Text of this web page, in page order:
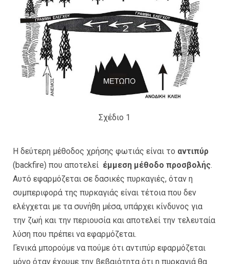
Σχέδιο 1
Η δεύτερη μέθοδος χρήσης φωτιάς είναι το αντιπύρ
(backfire) που αποτελεί έμμεση μέθοδο προσβολής.
Αυτό εφαρμόζεται σε δασικές πυρκαγιές, όταν η
συμπεριφορά της πυρκαγιάς είναι τέτοια που δεν
ελέγχεται με τα συνήθη μέσα, υπάρχει κίνδυνος για
την ζωή και την περιουσία και αποτελεί την τελευταία
λύση που πρέπει να εφαρμόζεται.
Γενικά μπορούμε να πούμε ότι αντιπύρ εφαρμόζεται
μόνο όταν έχουμε την βεβαιότητα ότι η πυρκαγιά θα